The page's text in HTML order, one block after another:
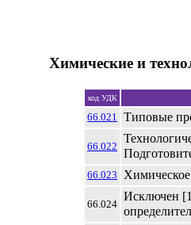
Химические и
код УДК
66.021 Типовые
66.022
66.023
66.024
Исключен